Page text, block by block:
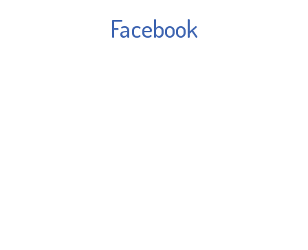
Facebook